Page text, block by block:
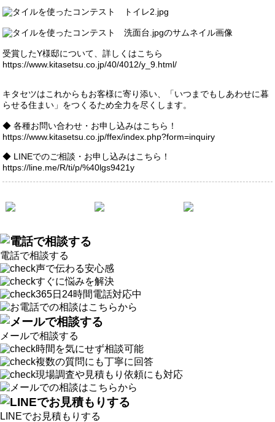
受賞したY様邸について、詳しくはこちら
https://www.kitasetsu.co.jp/40/4012/y_9.html/
キタセツはこれからもお客様に寄り添い、「いつまでもしあわせに暮
らせる住まい」をつくるため全力を尽くします。
◆ 各種お問い合わせ・お申し込みはこちら！
https://www.kitasetsu.co.jp/ffex/index.php?form=inquiry
◆ LINEでのご相談・お申し込みはこちら！
https://line.me/R/ti/p/%40lgs9421y
電話で相談する
声で伝わる安心感
すぐに悩みを解決
365日24時間電話対応中
メールで相談する
時間を気にせず相談可能
複数の質問にも丁寧に回答
現場調査や見積もり依頼にも対応
LINEでお見積もりする